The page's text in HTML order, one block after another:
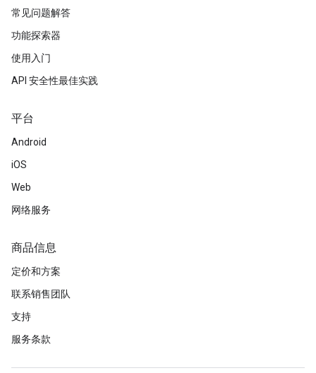
常见问题解答
功能探索器
使用入门
API 安全性最佳实践
平台
Android
iOS
Web
网络服务
商品信息
定价和方案
联系销售团队
支持
服务条款